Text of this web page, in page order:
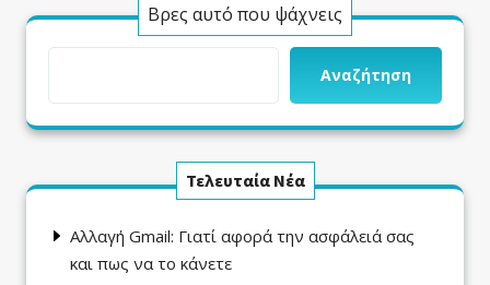
Βρες αυτό που ψάχνεις
Αναζήτηση
Τελευταία Νέα
Αλλαγή Gmail: Γιατί αφορά την ασφάλειά σας
και πως να το κάνετε